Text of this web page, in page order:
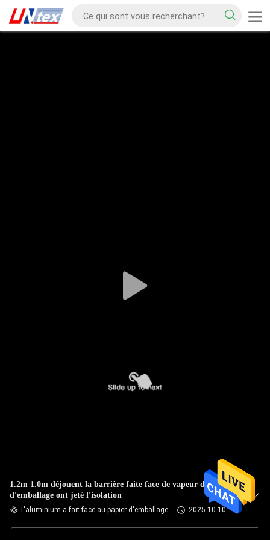
1.2m 1.0m déjouent la barrière faite face de vapeur de papier
d'emballage ont jeté l'isolation
L'aluminium a fait face au papier d'emballage 2025-10-10